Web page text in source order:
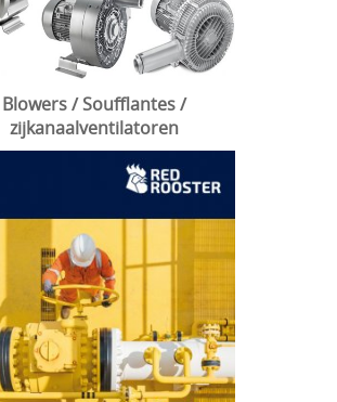
Blowers / Soufflantes /
zijkanaalventilatoren